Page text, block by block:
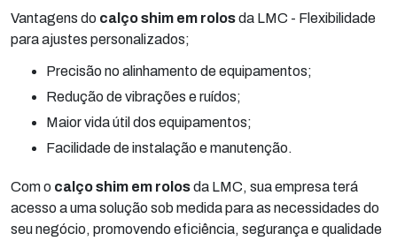
Vantagens do calço shim em rolosda LMC - Flexibilidade
para ajustes personalizados;
Precisão no alinhamento de equipamentos;
Redução de vibrações e ruídos;
Maior vida útil dos equipamentos;
Facilidade de instalação e manutenção.
Com o calço shim em rolosda LMC, sua empresa terá
acesso a uma solução sob medida para as necessidades do
seu negócio, promovendo eficiência, segurança e qualidade